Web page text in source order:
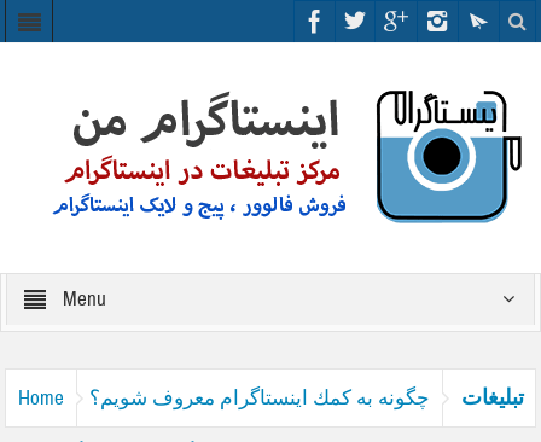
Menu
Home چگونه به كمك اينستاگرام معروف شويم؟ تبلیغات